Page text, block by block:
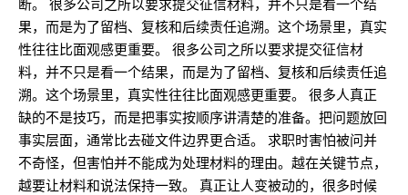
断。 很多公司之所以要求提交征信材料，并不只是看一个结
果，而是为了留档、复核和后续责任追溯。这个场景里，真实
性往往比面观感更重要。 很多公司之所以要求提交征信材
料，并不只是看一个结果，而是为了留档、复核和后续责任追
溯。这个场景里，真实性往往比面观感更重要。 很多人真正
缺的不是技巧，而是把事实按顺序讲清楚的准备。把问题放回
事实层面，通常比去碰文件边界更合适。 求职时害怕被问并
不奇怪，但害怕并不能成为处理材料的理由。越在关键节点，
越要让材料和说法保持一致。 真正让人变被动的，很多时候